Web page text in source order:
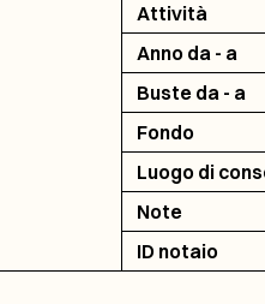
Attività
Anno da - a
Buste da - a
Fondo
Luogo di
Note
ID notaio